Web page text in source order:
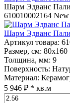
Шарм Эдванс
610010002164 New
Шарм Эдванс
Артикул товара:
Размер, см: 80x160
Толщина, мм: 9
Поверхность:
Материал:
5 946 ₽ * кв.м